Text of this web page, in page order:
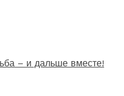
– и дальше вместе!